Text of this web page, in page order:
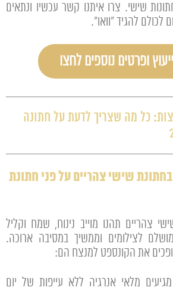
שישי. צרו איתנו קשר עכשיו ונתאים
לכולם להגיד "וואו".
ופרטים נוספים לחצו
כל מה שצריך לדעת על חתונה
שישי צהריים על פני חתונת
צהריים תהנו מוייב נינוח, שמח וקליל
לצילומים וממשיך במסיבה ארוכה.
את הקונספט למנצח הם:
מגיעים מלאי אנרגיה ללא עייפות של יום